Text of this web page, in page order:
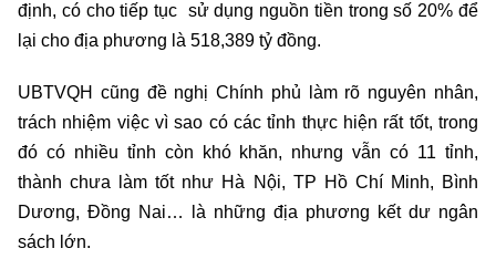
định, có cho tiếp tục sử dụng nguồn tiền trong số 20% để
lại cho địa phương là 518,389 tỷ đồng.
UBTVQH cũng đề nghị Chính phủ làm rõ nguyên nhân,
trách nhiệm việc vì sao có các tỉnh thực hiện rất tốt, trong
đó có nhiều tỉnh còn khó khăn, nhưng vẫn có 11 tỉnh,
thành chưa làm tốt như Hà Nội, TP Hồ Chí Minh, Bình
Dương, Đồng Nai… là những địa phương kết dư ngân
sách lớn.